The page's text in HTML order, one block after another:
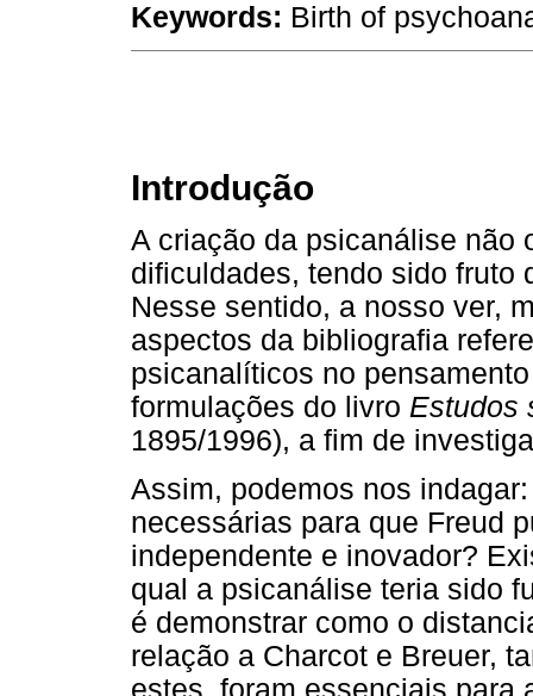
Keywords: Birth of
Introdução
A criação da psicanálise não
dificuldades, tendo sido fruto
Nesse sentido, a nosso ver,
aspectos da bibliografia
psicanalíticos no
formulações do livro Estudos
1895/1996), a fim de
Assim, podemos nos
necessárias para que Freud
independente e inovador?
qual a psicanálise teria sido
é demonstrar como o
relação a Charcot e Breuer,